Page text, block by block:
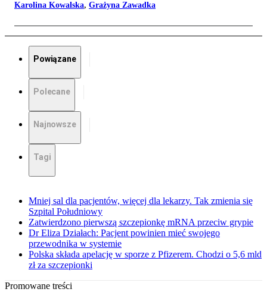
Karolina Kowalska, Grażyna Zawadka
Powiązane
Polecane
Najnowsze
Tagi
Mniej sal dla pacjentów, więcej dla lekarzy. Tak zmienia się
Szpital Południowy
Zatwierdzono pierwszą szczepionkę mRNA przeciw grypie
Dr Eliza Działach: Pacjent powinien mieć swojego
przewodnika w systemie
Polska składa apelację w sporze z Pfizerem. Chodzi o 5,6 mld
zł za szczepionki
Promowane treści